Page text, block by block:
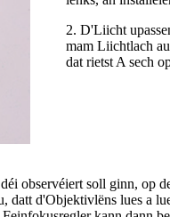
2. D'Liicht
mam Liichtlach
dat rietst A sech
observéiert soll ginn, op
d'Objektivlëns lues a